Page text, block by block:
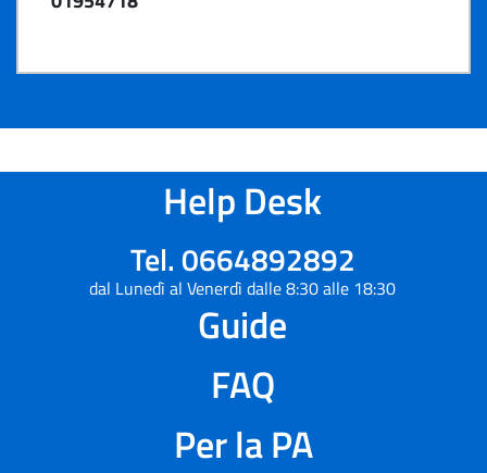
Help Desk
Tel. 0664892892
dal Lunedì al Venerdì dalle 8:30 alle 18:30
Guide
FAQ
Per la PA